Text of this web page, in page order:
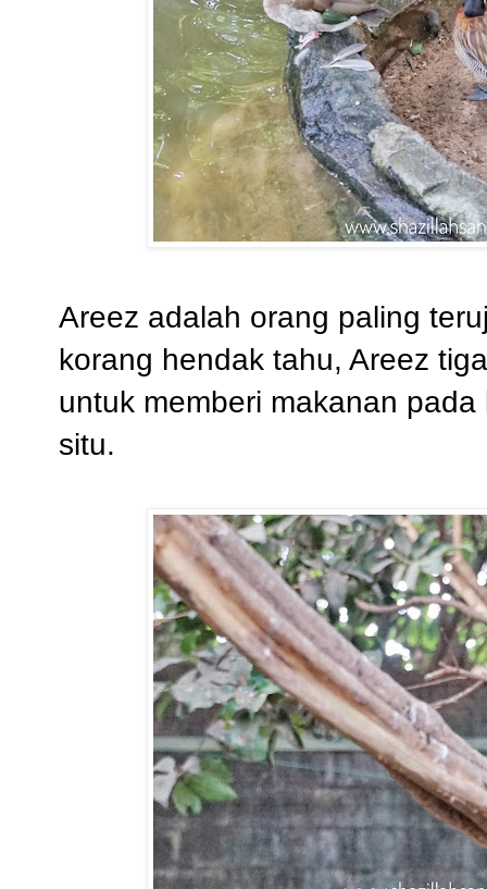
Areez adalah orang paling
korang hendak tahu, Areez
untuk memberi makanan
situ.